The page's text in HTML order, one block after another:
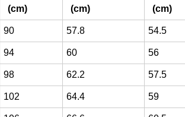
(cm)
(cm)
(cm)
90 57.8 54.5
94 60 56
98 62.2 57.5
102 64.4 59